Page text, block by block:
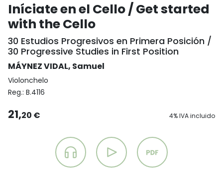
Iníciate en el Cello / Get started
with the Cello
30 Estudios Progresivos en Primera Posición /
30 Progressive Studies in First Position
MÁYNEZ VIDAL, Samuel
Violonchelo
Reg.: B.4116
21,20 € 4% IVA incluido